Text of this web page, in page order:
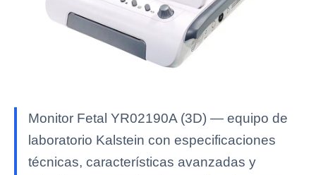
Monitor Fetal YR02190A (3D) — equipo de
laboratorio Kalstein con especificaciones
técnicas, características avanzadas y